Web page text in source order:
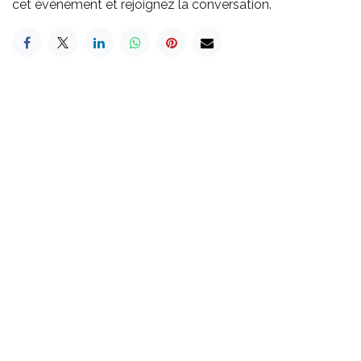
cet événement et rejoignez la conversation.